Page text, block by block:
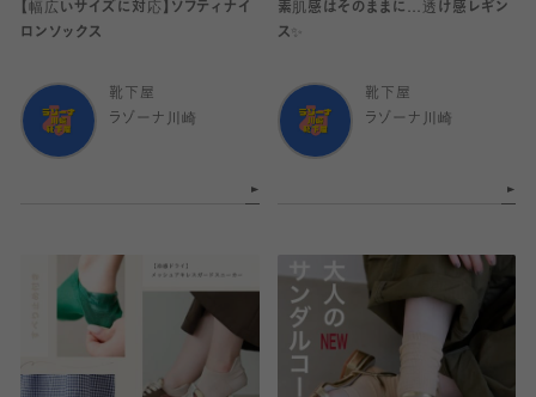
【幅広いサイズに対応】ソフティナイ
ロンソックス
靴下屋
ラゾーナ川崎
素肌感はそのままに…透け感レギン
ス✨
靴下屋
ラゾーナ川崎